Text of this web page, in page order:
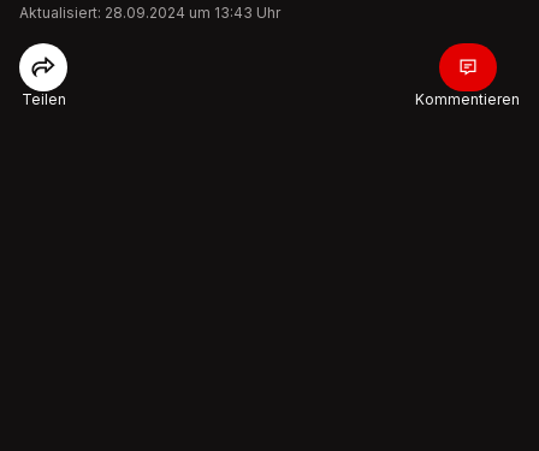
Aktualisiert: 28.09.2024 um 13:43 Uhr
Teilen Kommentieren